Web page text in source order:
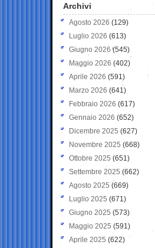
Archivi
Agosto 2026 (129)
Luglio 2026 (613)
Giugno 2026 (545)
Maggio 2026 (402)
Aprile 2026 (591)
Marzo 2026 (641)
Febbraio 2026 (617)
Gennaio 2026 (652)
Dicembre 2025 (627)
Novembre 2025 (668)
Ottobre 2025 (651)
Settembre 2025 (662)
Agosto 2025 (669)
Luglio 2025 (671)
Giugno 2025 (573)
Maggio 2025 (591)
Aprile 2025 (622)